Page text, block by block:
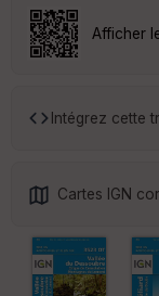
Afficher
Intégrez cette
Cartes IGN